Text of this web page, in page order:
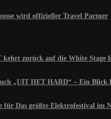
wird offizieller Travel Partner
kehrt zurück auf die White Stage
„UIT HET HARD“ – Ein Blick
für Das größte Elektrofestival im